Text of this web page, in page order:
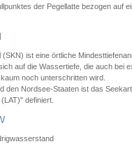
der Pegellatte bezogen auf
(SKN) ist eine örtliche
auf die Wassertiefe, die auch bei
noch unterschritten wird.
den Nordsee-Staaten ist das
definiert.